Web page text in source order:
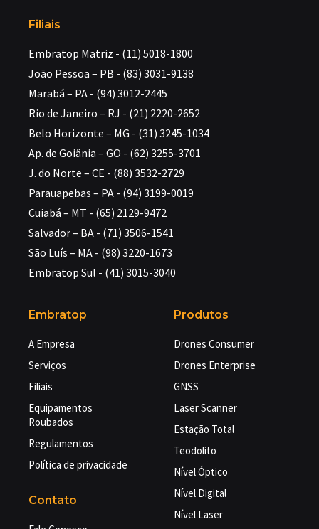
Filiais
Embratop Matriz - (11) 5018-1800
João Pessoa – PB - (83) 3031-9138
Marabá – PA - (94) 3012-2445
Rio de Janeiro – RJ - (21) 2220-2652
Belo Horizonte – MG - (31) 3245-1034
Ap. de Goiânia – GO - (62) 3255-3701
J. do Norte – CE - (88) 3532-2729
Parauapebas – PA - (94) 3199-0019
Cuiabá – MT - (65) 2129-9472
Salvador – BA - (71) 3506-1541
São Luís – MA - (98) 3220-1673
Embratop Sul - (41) 3015-3040
Embratop
A Empresa
Serviços
Filiais
Equipamentos
Roubados
Regulamentos
Política de privacidade
Contato
Produtos
Drones Consumer
Drones Enterprise
GNSS
Laser Scanner
Estação Total
Teodolito
Nível Óptico
Nível Digital
Nível Laser